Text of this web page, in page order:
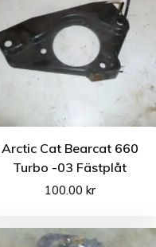
Arctic Cat Bearcat 660
Turbo -03 Fästplåt
100.00 kr